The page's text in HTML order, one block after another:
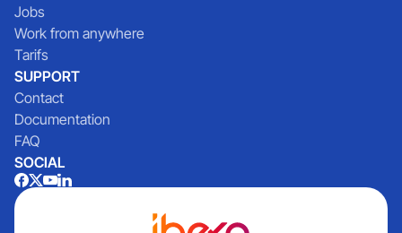
Jobs
Work from anywhere
Tarifs
SUPPORT
Contact
Documentation
FAQ
SOCIAL